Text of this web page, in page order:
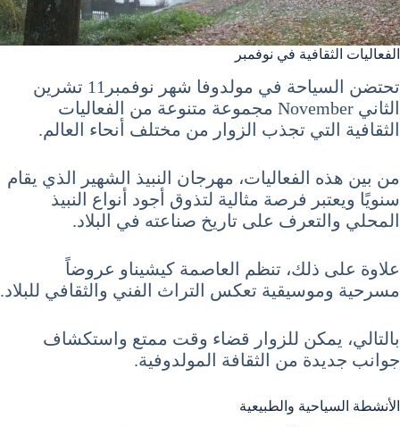
الفعاليات الثقافية في نوفمبر
تحتضن السياحة في مولدوفا شهر نوفمبر11 تشرين
الثاني November مجموعة متنوعة من الفعاليات
الثقافية التي تجذب الزوار من مختلف أنحاء العالم.
من بين هذه الفعاليات، مهرجان النبيذ الشهير الذي يقام
سنويًا ويعتبر فرصة مثالية لتذوق أجود أنواع النبيذ
المحلي والتعرف على تاريخ صناعته في البلاد.
علاوة على ذلك، تنظم العاصمة كيشيناو عروضاً
مسرحية وموسيقية تعكس التراث الفني والثقافي للبلاد.
بالتالي، يمكن للزوار قضاء وقت ممتع واستكشاف
جوانب جديدة من الثقافة المولدوفية.
الأنشطة السياحية والطبيعية